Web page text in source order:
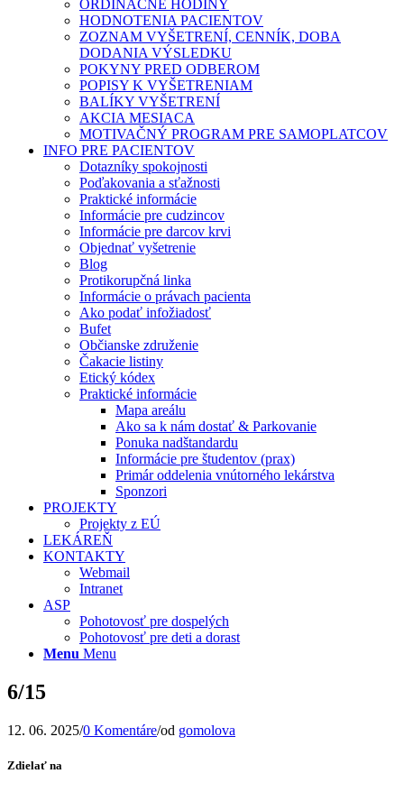
ORDINAČNÉ HODINY
HODNOTENIA PACIENTOV
ZOZNAM VYŠETRENÍ, CENNÍK, DOBA
DODANIA VÝSLEDKU
POKYNY PRED ODBEROM
POPISY K VYŠETRENIAM
BALÍKY VYŠETRENÍ
AKCIA MESIACA
MOTIVAČNÝ PROGRAM PRE SAMOPLATCOV
INFO PRE PACIENTOV
Dotazníky spokojnosti
Poďakovania a sťažnosti
Praktické informácie
Informácie pre cudzincov
Informácie pre darcov krvi
Objednať vyšetrenie
Blog
Protikorupčná linka
Informácie o právach pacienta
Ako podať infožiadosť
Bufet
Občianske združenie
Čakacie listiny
Etický kódex
Praktické informácie
Mapa areálu
Ako sa k nám dostať & Parkovanie
Ponuka nadštandardu
Informácie pre študentov (prax)
Primár oddelenia vnútorného lekárstva
Sponzori
PROJEKTY
Projekty z EÚ
LEKÁREŇ
KONTAKTY
Webmail
Intranet
ASP
Pohotovosť pre dospelých
Pohotovosť pre deti a dorast
Menu Menu
6/15
12. 06. 2025/0 Komentáre/od gomolova
Zdielať na